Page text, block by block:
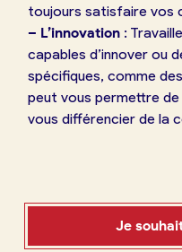
toujours satisfaire vos
– L’innovation :
capables d’innover ou
spécifiques, comme
peut vous permettre
vous différencier de la
Je